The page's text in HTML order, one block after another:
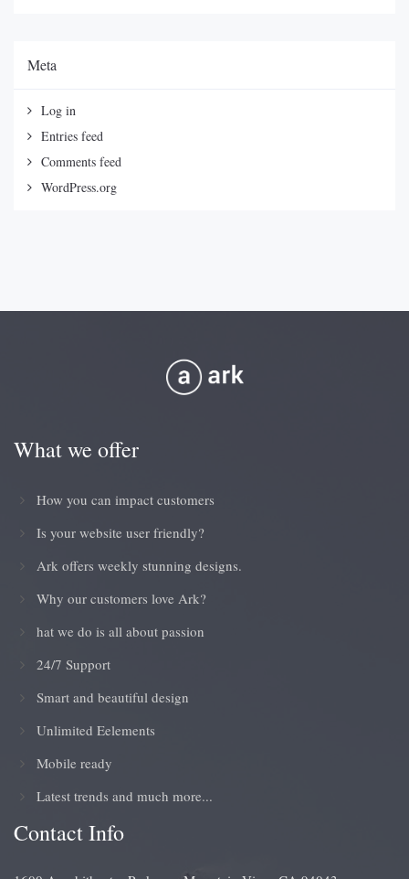
Meta
Log in
Entries feed
Comments feed
WordPress.org
What we offer
How you can impact customers
Is your website user friendly?
Ark offers weekly stunning designs.
Why our customers love Ark?
hat we do is all about passion
24/7 Support
Smart and beautiful design
Unlimited Eelements
Mobile ready
Latest trends and much more...
Contact Info